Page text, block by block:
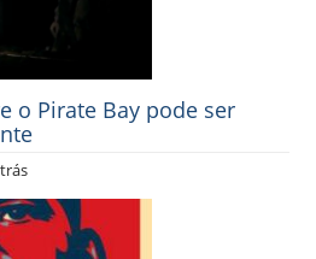
o Pirate Bay pode ser